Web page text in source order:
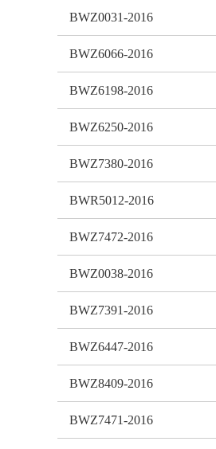
BWZ0031-2016
BWZ6066-2016
BWZ6198-2016
BWZ6250-2016
BWZ7380-2016
BWR5012-2016
BWZ7472-2016
BWZ0038-2016
BWZ7391-2016
BWZ6447-2016
BWZ8409-2016
BWZ7471-2016